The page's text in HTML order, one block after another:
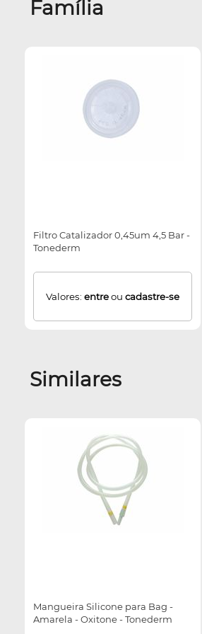
Família
Filtro Catalizador 0,45um 4,5 Bar -
Tonederm
Valores: entreou cadastre-se
Similares
Mangueira Silicone para Bag -
Amarela - Oxitone - Tonederm